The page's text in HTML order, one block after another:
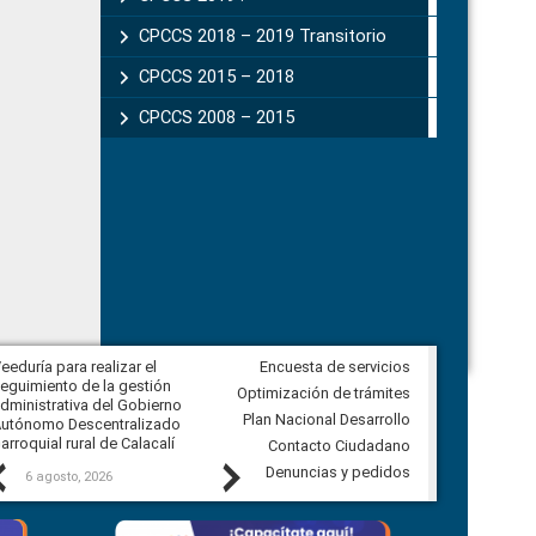
CPCCS 2018 – 2019 Transitorio
CPCCS 2015 – 2018
CPCCS 2008 – 2015
Previous
para realizar el
de la gestión
del Gobierno
Descentralizado
rural de Calacalí
6 agosto, 2026
Veeduría para vigilar los acuerdos,
derivados de la Audiencia Pública
comunidad Urbina, parroquia la
Carolina
5 agosto, 2026
Next
Encuesta de servicios
Optimización de trámites
Plan Nacional Desarrollo
Contacto Ciudadano
Denuncias y pedidos